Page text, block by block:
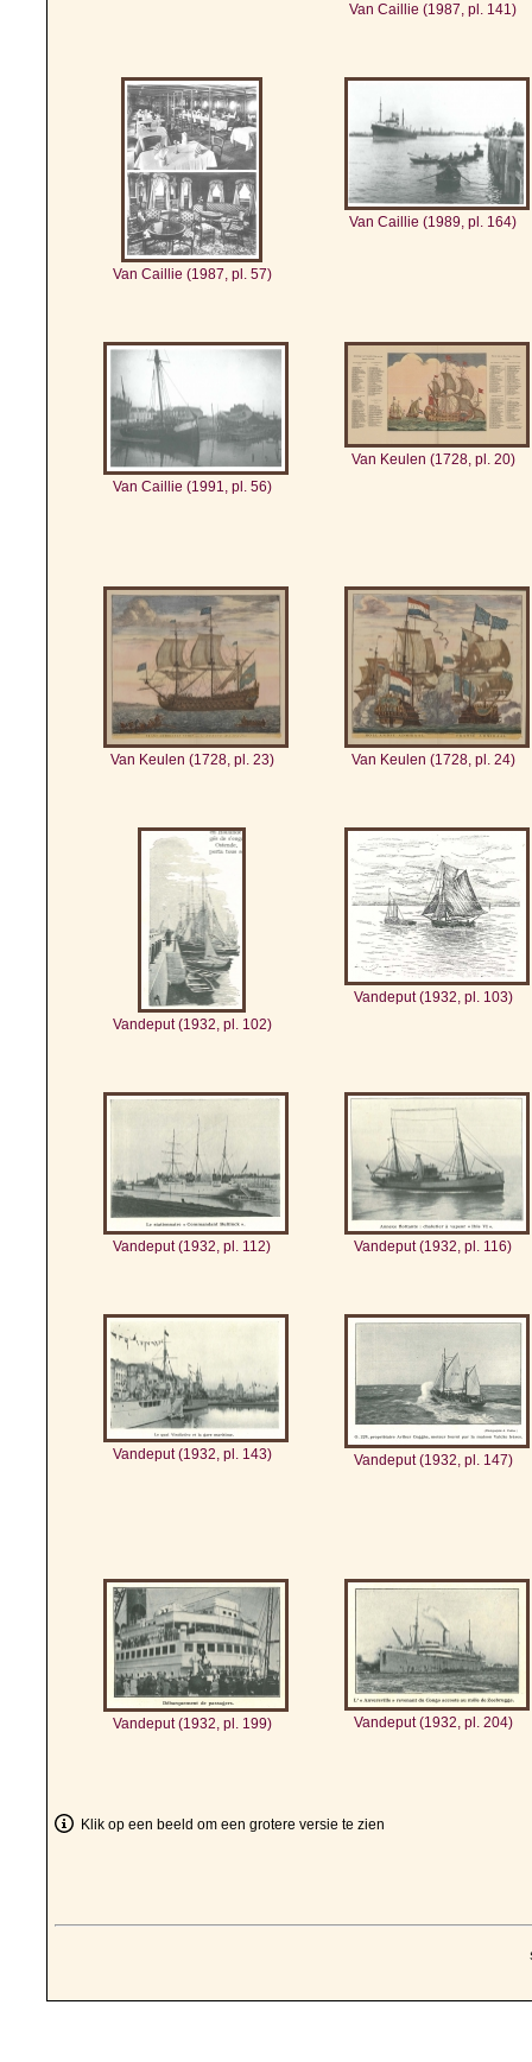
Van Caillie (1987, pl. 141)
Van Caillie (1987, pl. 57)
Van Caillie (1989, pl. 164)
Van Caillie (1991, pl. 56)
Van Keulen (1728, pl. 20)
Van Keulen (1728, pl. 23) Van Keulen (1728, pl. 24)
Vandeput (1932, pl. 102)
Vandeput (1932, pl. 103)
Vandeput (1932, pl. 112) Vandeput (1932, pl. 116)
Vandeput (1932, pl. 143) Vandeput (1932, pl. 147)
Vandeput (1932, pl. 199) Vandeput (1932, pl. 204)
Klik op een beeld om een grotere versie te zien